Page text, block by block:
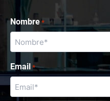
Nombre *
Email *